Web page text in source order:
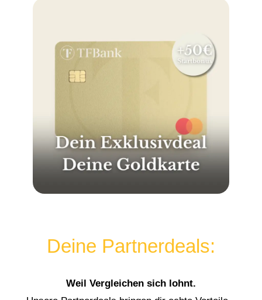
Deine Partnerdeals:
Weil Vergleichen sich lohnt.